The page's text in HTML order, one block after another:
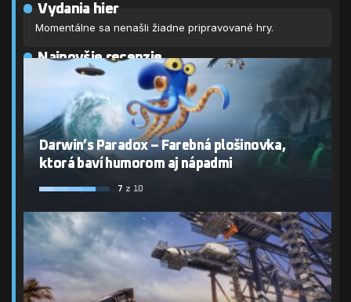
Vydania hier
Momentálne sa nenašli žiadne pripravované hry.
Najnovšie recenzie
Darwin’s Paradox – Farebná plošinovka,
ktorá baví humorom aj nápadmi
7 z 10